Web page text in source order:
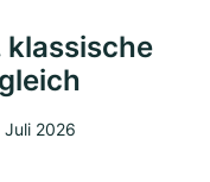
klassische
Juli 2026